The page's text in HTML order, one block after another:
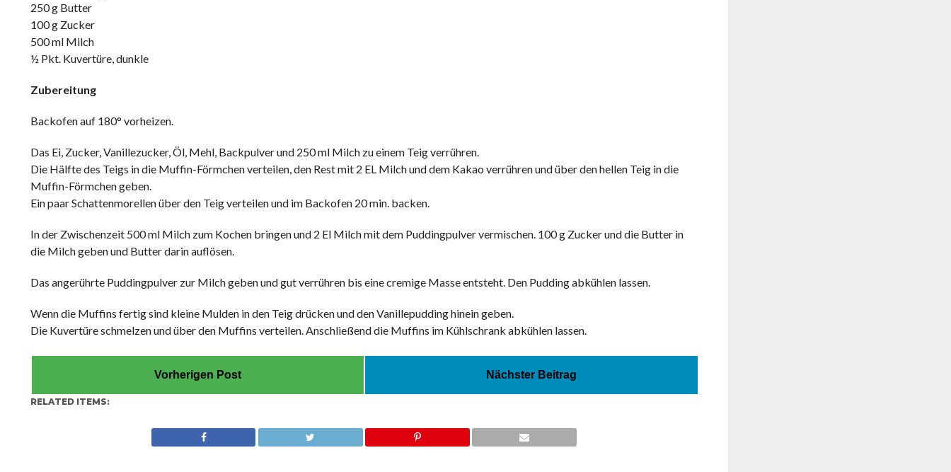
250 g Butter
100 g Zucker
500 ml Milch
½ Pkt. Kuvertüre, dunkle
Zubereitung
Backofen auf 180° vorheizen.
Das Ei, Zucker, Vanillezucker, Öl, Mehl, Backpulver und 250 ml Milch zu einem Teig verrühren.
Die Hälfte des Teigs in die Muffin-Förmchen verteilen, den Rest mit 2 EL Milch und dem Kakao verrühren und über den hellen Teig in die
Muffin-Förmchen geben.
Ein paar Schattenmorellen über den Teig verteilen und im Backofen 20 min. backen.
In der Zwischenzeit 500 ml Milch zum Kochen bringen und 2 El Milch mit dem Puddingpulver vermischen. 100 g Zucker und die Butter in
die Milch geben und Butter darin auflösen.
Das angerührte Puddingpulver zur Milch geben und gut verrühren bis eine cremige Masse entsteht. Den Pudding abkühlen lassen.
Wenn die Muffins fertig sind kleine Mulden in den Teig drücken und den Vanillepudding hinein geben.
Die Kuvertüre schmelzen und über den Muffins verteilen. Anschließend die Muffins im Kühlschrank abkühlen lassen.
Vorherigen Post Nächster Beitrag
RELATED ITEMS: